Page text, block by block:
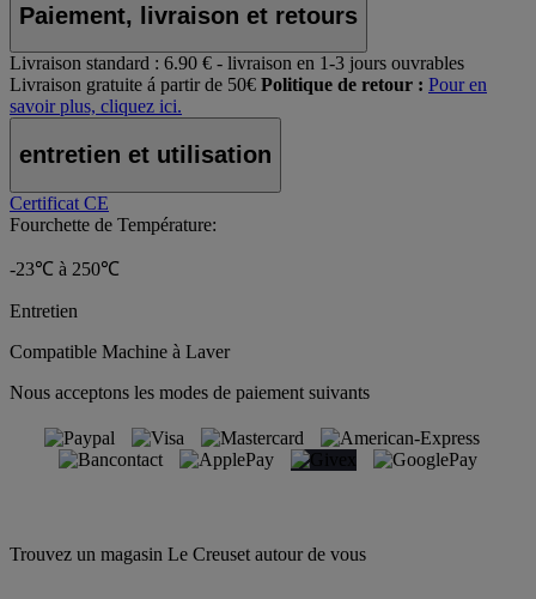
Paiement, livraison et retours
Livraison standard : 6.90 € - livraison en 1-3 jours ouvrables
Livraison gratuite á partir de 50€ Politique de retour : Pour en
savoir plus, cliquez ici.
entretien et utilisation
Certificat CE
Fourchette de Température:
-23℃ à 250℃
Entretien
Compatible Machine à Laver
Nous acceptons les modes de paiement suivants
Trouvez un magasin Le Creuset autour de vous